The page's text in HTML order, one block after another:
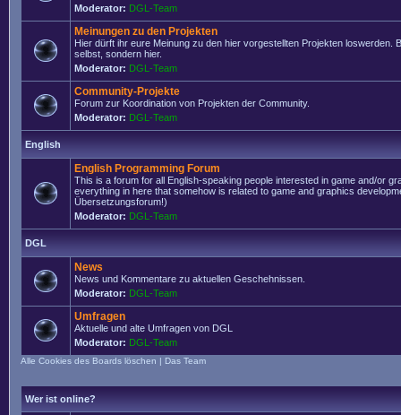
Moderator: DGL-Team
Meinungen zu den Projekten
Hier dürft ihr eure Meinung zu den hier vorgestellten Projekten loswerden.
selbst, sondern hier.
Moderator: DGL-Team
Community-Projekte
Forum zur Koordination von Projekten der Community.
Moderator: DGL-Team
English
English Programming Forum
This is a forum for all English-speaking people interested in game and/or
everything in here that somehow is related to game and graphics
Übersetzungsforum!)
Moderator: DGL-Team
DGL
News
News und Kommentare zu aktuellen Geschehnissen.
Moderator: DGL-Team
Umfragen
Aktuelle und alte Umfragen von DGL
Moderator: DGL-Team
Alle Cookies des Boards löschen | Das Team
Wer ist online?